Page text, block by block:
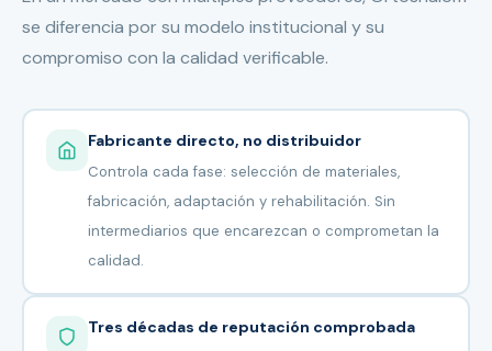
se diferencia por su modelo institucional y su
compromiso con la calidad verificable.
Fabricante directo, no distribuidor
Controla cada fase: selección de materiales,
fabricación, adaptación y rehabilitación. Sin
intermediarios que encarezcan o comprometan la
calidad.
Tres décadas de reputación comprobada